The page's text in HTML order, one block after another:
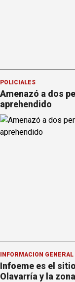
POLICIALES
Amenazó a dos
aprehendido
INFORMACION GENERAL
Infoeme es el
Olavarría y la zona